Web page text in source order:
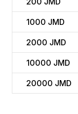
1000 JMD
2000 JMD
10000 JMD
20000 JMD